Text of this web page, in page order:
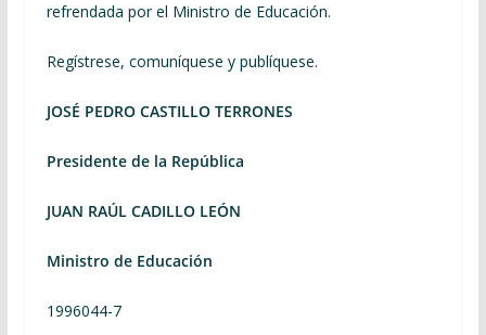
refrendada por el Ministro de Educación.
Regístrese, comuníquese y publíquese.
JOSÉ PEDRO CASTILLO TERRONES
Presidente de la República
JUAN RAÚL CADILLO LEÓN
Ministro de Educación
1996044-7